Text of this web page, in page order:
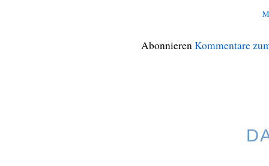
AbonnierenKommentare